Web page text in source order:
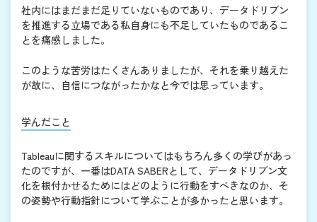
社内にはまだまだ足りていないものであり、データドリブン
を推進する立場である私自身にも不足していたものであるこ
とを痛感しました。
このような苦労はたくさんありましたが、それを乗り越えた
が故に、自信につながったかなと今では思っています。
学んだこと
Tableauに関するスキルについてはもちろん多くの学びがあっ
たのですが、一番はDATA SABERとして、データドリブン文
化を根付かせるためにはどのように行動をすべきなのか、そ
の姿勢や行動指針について学ぶことが多かったと思います。